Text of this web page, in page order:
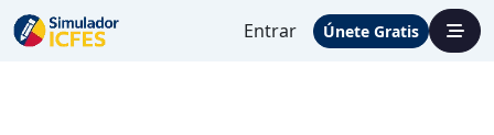
Entrar Únete Gratis